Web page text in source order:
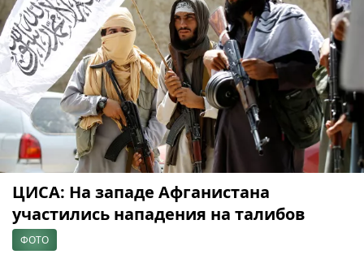
ЦИСА: На западе Афганистана
участились нападения на талибов
ФОТО